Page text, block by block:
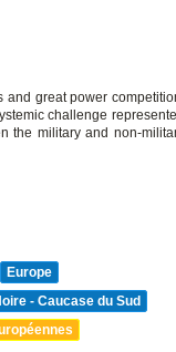
and great power
challenge
the military and non-
Europe
- Caucase du Sud